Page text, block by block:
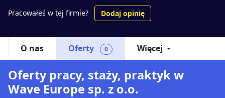
Pracowałeś w tej firmie? Dodaj opinię
O nas Oferty 0 Więcej
Oferty pracy, staży, praktyk w
Wave Europe sp. z o.o.